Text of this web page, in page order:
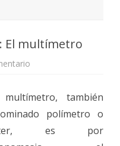
El multímetro
El
multímetro
también
polímetro​ o
es por